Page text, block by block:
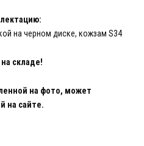
на черном диске, кожзам S34
складе!
на фото, может
на сайте.